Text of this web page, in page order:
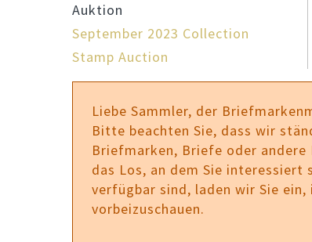
Auktion
September 2023 Collection
Stamp Auction
Liebe Sammler, der
Bitte beachten Sie, dass wir
Briefmarken, Briefe oder andere
das Los, an dem Sie interessiert
verfügbar sind, laden wir Sie
vorbeizuschauen.